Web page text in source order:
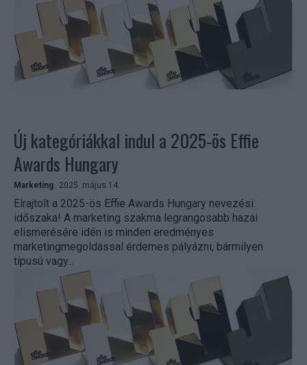
Új kategóriákkal indul a 2025-ös Effie
Awards Hungary
Marketing 2025. május 14.
Elrajtolt a 2025-ös Effie Awards Hungary nevezési
időszaka! A marketing szakma legrangosabb hazai
elismerésére idén is minden eredményes
marketingmegoldással érdemes pályázni, bármilyen
típusú vagy...